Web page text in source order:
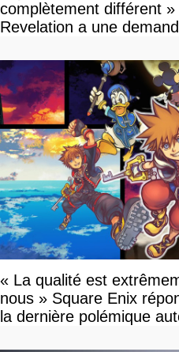
complètement différent
Revelation a une
« La qualité est
nous » Square Enix
la dernière polémique